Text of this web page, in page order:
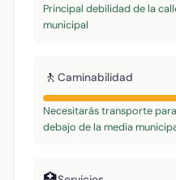
Principal debilidad de la
municipal
🚶 Caminabilidad
Necesitarás transporte
debajo de la media